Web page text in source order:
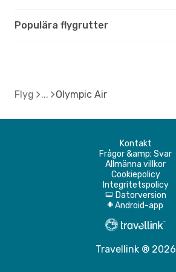
Populära flygrutter
Flyg Olympic Air
Kontakt
Frågor &amp; Svar
Allmänna villkor
Cookiepolicy
Integritetspolicy
d Datorversion
A Android-app
Travellink ® 2026